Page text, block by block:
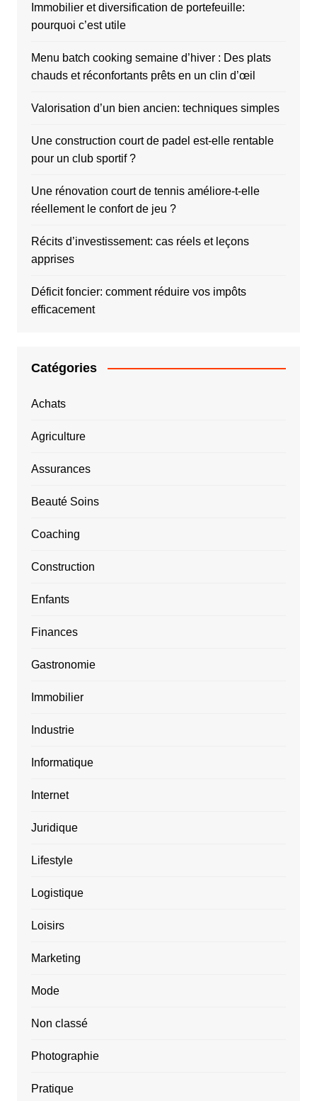
Immobilier et diversification de portefeuille:
pourquoi c’est utile
Menu batch cooking semaine d’hiver : Des plats
chauds et réconfortants prêts en un clin d’œil
Valorisation d’un bien ancien: techniques simples
Une construction court de padel est-elle rentable
pour un club sportif ?
Une rénovation court de tennis améliore-t-elle
réellement le confort de jeu ?
Récits d’investissement: cas réels et leçons
apprises
Déficit foncier: comment réduire vos impôts
efficacement
Catégories
Achats
Agriculture
Assurances
Beauté Soins
Coaching
Construction
Enfants
Finances
Gastronomie
Immobilier
Industrie
Informatique
Internet
Juridique
Lifestyle
Logistique
Loisirs
Marketing
Mode
Non classé
Photographie
Pratique